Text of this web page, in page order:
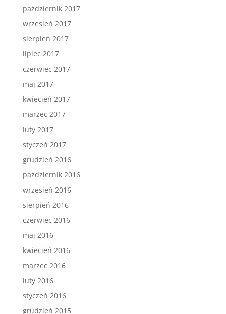
październik 2017
wrzesień 2017
sierpień 2017
lipiec 2017
czerwiec 2017
maj 2017
kwiecień 2017
marzec 2017
luty 2017
styczeń 2017
grudzień 2016
październik 2016
wrzesień 2016
sierpień 2016
czerwiec 2016
maj 2016
kwiecień 2016
marzec 2016
luty 2016
styczeń 2016
grudzień 2015